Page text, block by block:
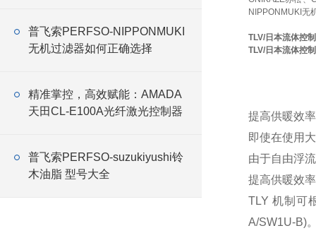
普飞索PERFSO-NIPPONMUKI
无机过滤器如何正确选择
精准掌控，高效赋能：AMADA
天田CL-E100A光纤激光控制器
普飞索PERFSO-suzukiyushi铃
木油脂 型号大全
NIPPONMUKI无
TLV/日本流体控
TLV/日本流体控
提高供暖效率
即使在使用
由于自由浮
提高供暖效率
TLY 机制可
A/SW1U-B)